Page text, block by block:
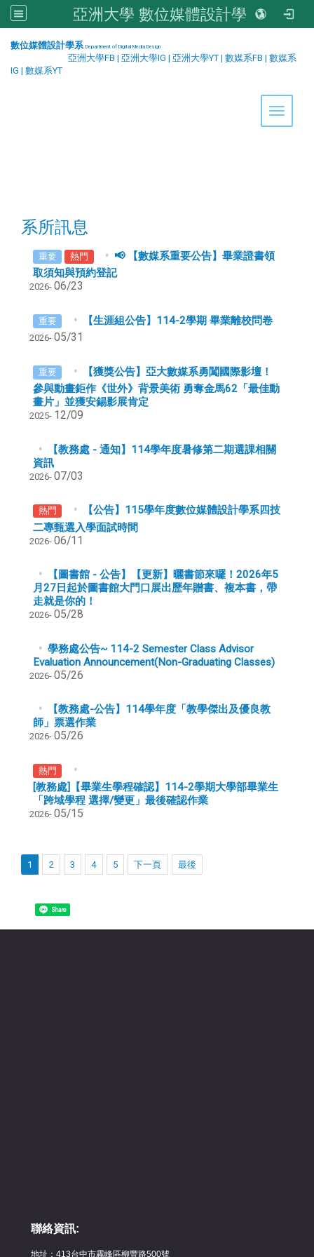
亞洲大學 數位媒體設計學系
數位媒體設計學系 Department of Digital Media Design
亞洲大學FB | 亞洲大學IG | 亞洲大學YT | 數媒系FB | 數媒系
IG | 數媒系YT
Toggle
系所訊息
重要 熱門
📢 【數媒系重要公告】畢業證書領
取須知與預約登記
2026- 06/23
重要 【生涯組公告】114-2學期 畢業離校問卷
2026- 05/31
重要
【獲獎公告】亞大數媒系勇闖國際影壇！
參與動畫鉅作《世外》背景美術 勇奪金馬62「最佳動
畫片」並獲安錫影展肯定
2025- 12/09
【教務處 - 通知】114學年度暑修第二期選課相關
資訊
2026- 07/03
熱門
【公告】115學年度數位媒體設計學系四技
二專甄選入學面試時間
2026- 06/11
【圖書館 - 公告】【更新】曬書節來囉！2026年5
月27日起於圖書館大門口展出歷年贈書、複本書，帶
走就是你的！
2026- 05/28
學務處公告~ 114-2 Semester Class Advisor
Evaluation Announcement(Non-Graduating Classes)
2026- 05/26
【教務處-公告】114學年度「教學傑出及優良教
師」票選作業
2026- 05/26
熱門
[教務處]【畢業生學程確認】114-2學期大學部畢業生
「跨域學程 選擇/變更」最後確認作業
2026- 05/15
1 2 3 4 5 下一頁 最後
Share
聯絡資訊:
地址：413台中市霧峰區柳豐路500號